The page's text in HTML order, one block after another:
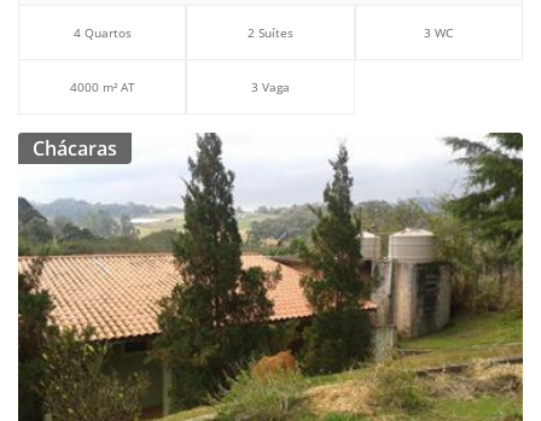
4 Quartos 2 Suítes 3 WC
4000 m² AT 3 Vaga
Chácaras